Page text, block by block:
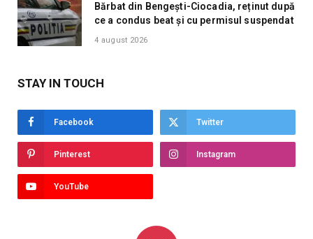
Bărbat din Bengești-Ciocadia, reținut după
ce a condus beat și cu permisul suspendat
4 august 2026
STAY IN TOUCH
Facebook Twitter
Pinterest Instagram
YouTube